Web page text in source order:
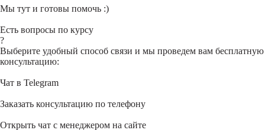
Мы тут и готовы помочь :)
Есть вопросы по курсу
?
Выберите удобный способ связи и мы проведем вам бесплатную
консультацию:
Чат в Telegram
Заказать консультацию по телефону
Открыть чат с менеджером на сайте